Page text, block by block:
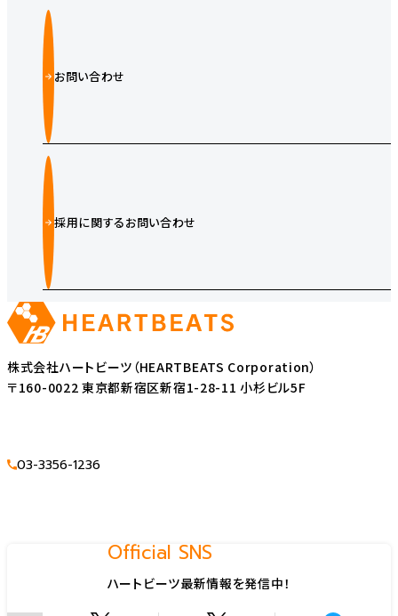
お問い合わせ
採用に関するお問い合わせ
株式会社ハートビーツ（HEARTBEATS Corporation）
〒160-0022 東京都新宿区新宿1-28-11 小杉ビル5F
03-3356-1236
Official SNS
ハートビーツ最新情報を発信中！